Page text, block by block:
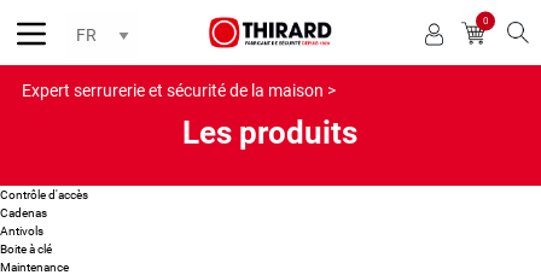
0
Expert serrurerie et sécurité de la maison >
Les produits
Contrôle d'accès
Cadenas
Antivols
Boite à clé
Maintenance